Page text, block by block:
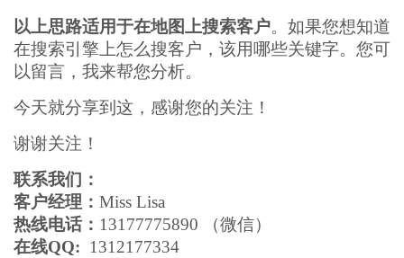
以上思路适用于在地图上搜索客户。如果您想知道
在搜索引擎上怎么搜客户，该用哪些关键字。您可
以留言，我来帮您分析。
今天就分享到这，感谢您的关注！
谢谢关注！
联系我们：
客户经理： Miss Lisa
热线电话： 13177775890 （微信）
在线QQ: 1312177334